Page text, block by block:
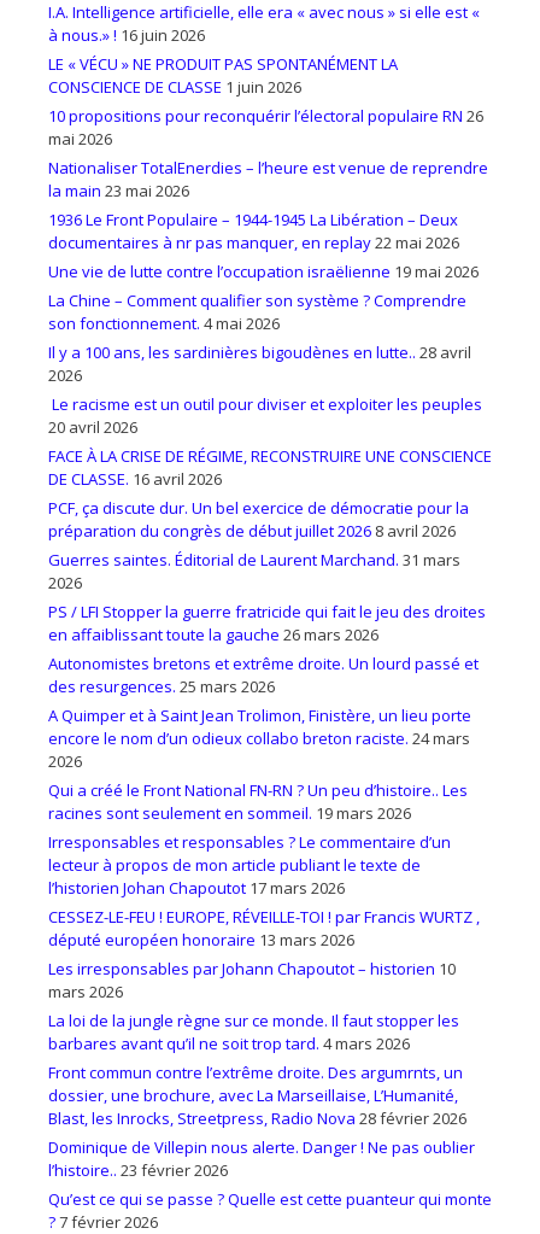
I.A. Intelligence artificielle, elle era « avec nous » si elle est «
à nous.» ! 16 juin 2026
LE « VÉCU » NE PRODUIT PAS SPONTANÉMENT LA
CONSCIENCE DE CLASSE 1 juin 2026
10 propositions pour reconquérir l’électoral populaire RN 26
mai 2026
Nationaliser TotalEnerdies – l’heure est venue de reprendre
la main 23 mai 2026
1936 Le Front Populaire – 1944-1945 La Libération – Deux
documentaires à nr pas manquer, en replay22 mai 2026
Une vie de lutte contre l’occupation israëlienne 19 mai 2026
La Chine – Comment qualifier son système ? Comprendre
son fonctionnement. 4 mai 2026
Il y a 100 ans, les sardinières bigoudènes en lutte.. 28 avril
2026
Le racisme est un outil pour diviser et exploiter les peuples
20 avril 2026
FACE À LA CRISE DE RÉGIME, RECONSTRUIRE UNE CONSCIENCE
DE CLASSE. 16 avril 2026
PCF, ça discute dur. Un bel exercice de démocratie pour la
préparation du congrès de début juillet 2026 8 avril 2026
Guerres saintes. Éditorial de Laurent Marchand. 31 mars
2026
PS / LFI Stopper la guerre fratricide qui fait le jeu des droites
en affaiblissant toute la gauche 26 mars 2026
Autonomistes bretons et extrême droite. Un lourd passé et
des resurgences. 25 mars 2026
A Quimper et à Saint Jean Trolimon, Finistère, un lieu porte
encore le nom d’un odieux collabo breton raciste. 24 mars
2026
Qui a créé le Front National FN-RN ? Un peu d’histoire.. Les
racines sont seulement en sommeil. 19 mars 2026
Irresponsables et responsables ? Le commentaire d’un
lecteur à propos de mon article publiant le texte de
l’historien Johan Chapoutot 17 mars 2026
CESSEZ-LE-FEU ! EUROPE, RÉVEILLE-TOI ! par Francis WURTZ ,
député européen honoraire 13 mars 2026
Les irresponsables par Johann Chapoutot – historien 10
mars 2026
La loi de la jungle règne sur ce monde. Il faut stopper les
barbares avant qu’il ne soit trop tard. 4 mars 2026
Front commun contre l’extrême droite. Des argumrnts, un
dossier, une brochure, avec La Marseillaise, L’Humanité,
Blast, les Inrocks, Streetpress, Radio Nova 28 février 2026
Dominique de Villepin nous alerte. Danger ! Ne pas oublier
l’histoire.. 23 février 2026
Qu’est ce qui se passe ? Quelle est cette puanteur qui monte
?7 février 2026